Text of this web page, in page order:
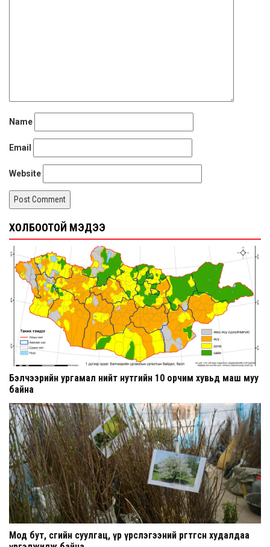
Name
Email
Website
ХОЛБООТОЙ МЭДЭЭ
Бэлчээрийн ургамал нийт нутгийн 10 орчим хувьд маш муу
байна
Мод бут, сөөгийн суулгац, үр үрслэгээний өргөтгөсөн худалдаа